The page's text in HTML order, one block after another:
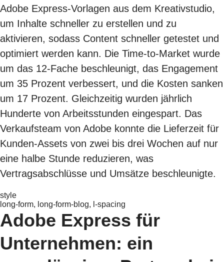
Adobe Express-Vorlagen aus dem Kreativstudio,
um Inhalte schneller zu erstellen und zu
aktivieren, sodass Content schneller getestet und
optimiert werden kann. Die Time-to-Market wurde
um das 12-Fache beschleunigt, das Engagement
um 35 Prozent verbessert, und die Kosten sanken
um 17 Prozent. Gleichzeitig wurden jährlich
Hunderte von Arbeitsstunden eingespart. Das
Verkaufsteam von Adobe konnte die Lieferzeit für
Kunden-Assets von zwei bis drei Wochen auf nur
eine halbe Stunde reduzieren, was
Vertragsabschlüsse und Umsätze beschleunigte.
style
long-form, long-form-blog, l-spacing
Adobe Express für
Unternehmen: ein